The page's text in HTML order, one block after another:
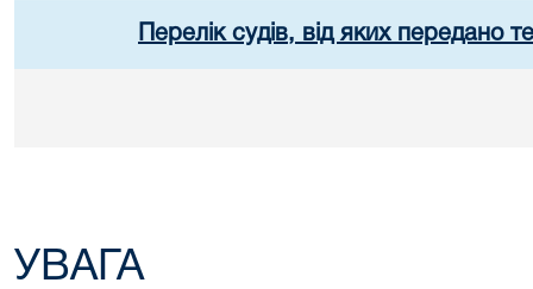
Перелік судів, від яких передано
УВАГА